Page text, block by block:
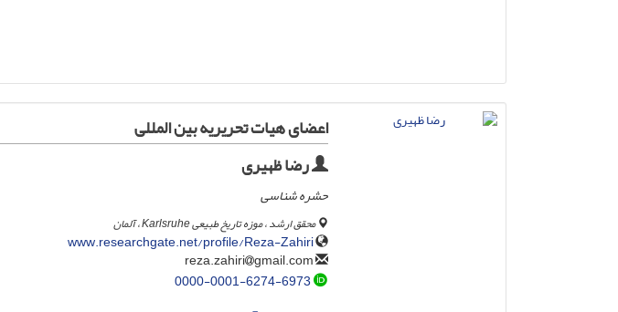
اعضای هیات تحریریه بین المللی
رضا ظهیری
حشره شناسی
محقق ارشد ، موزه تاریخ طبیعی Karlsruhe ، آلمان
www.researchgate.net/profile/Reza-Zahiri
gmail.com
0000-0001-6274-6973